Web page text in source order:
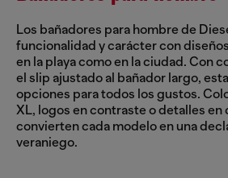
Los bañadores para hombre de
funcionalidad y carácter con
en la playa como en la ciudad. Con
el slip ajustado al bañador largo,
opciones para todos los gustos.
XL, logos en contraste o detalles en
convierten cada modelo en una
veraniego.